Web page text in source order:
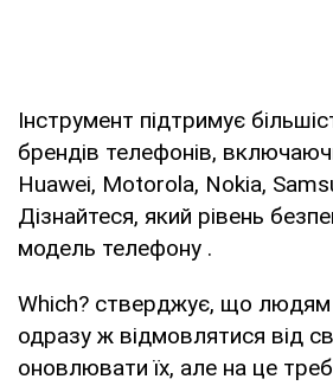
Інструмент підтримує
брендів телефонів,
Huawei, Motorola, Nokia,
Дізнайтеся, який рівень
модель телефону .
Which? стверджує, що людям
одразу ж відмовлятися від
оновлювати їх, але на це